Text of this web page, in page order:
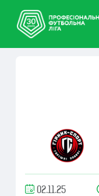
02.11.25